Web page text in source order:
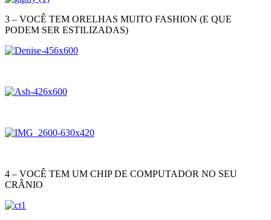
3 – VOCÊ TEM ORELHAS MUITO FASHION (E QUE
PODEM SER ESTILIZADAS)
4 – VOCÊ TEM UM CHIP DE COMPUTADOR NO SEU
CRÂNIO